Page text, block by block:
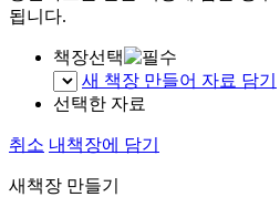
됩니다.
책장선택
새 책장 만들어 자료 담기
선택한 자료
취소 내책장에 담기
새책장 만들기